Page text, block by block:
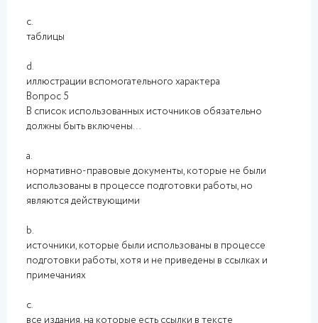
c.
таблицы
d.
иллюстрации вспомогательного характера
Вопрос 5
В список использованных источников обязательно
должны быть включены…
a.
нормативно-правовые документы, которые не были
использованы в процессе подготовки работы, но
являются действующими
b.
источники, которые были использованы в процессе
подготовки работы, хотя и не приведены в ссылках и
примечаниях
c.
все издания, на которые есть ссылки в тексте